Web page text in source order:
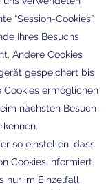
“Session-Cookies”.
Ihres Besuchs
Andere Cookies
gespeichert bis
Cookies ermöglichen
nächsten Besuch
so einstellen, dass
Cookies informiert
nur im Einzelfall